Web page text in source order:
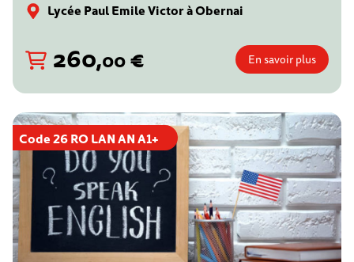
Lycée Paul Emile Victor à Obernai
260,00€ En savoir plus
Code 26 RO LAN AN A1+